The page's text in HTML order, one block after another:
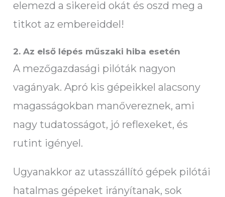
elemezd a sikereid okát és oszd meg a
titkot az embereiddel!
2.Az első lépés műszaki hiba esetén
A mezőgazdasági pilóták nagyon
vagányak. Apró kis gépeikkel alacsony
magasságokban manővereznek, ami
nagy tudatosságot, jó reflexeket, és
rutint igényel.
Ugyanakkor az utasszállító gépek pilótái
hatalmas gépeket irányítanak, sok